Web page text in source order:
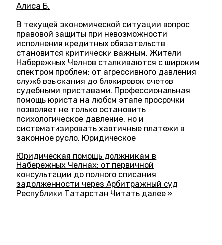
Алиса Б.
В текущей экономической ситуации вопрос
правовой защиты при невозможности
исполнения кредитных обязательств
становится критически важным. Жители
Набережных Челнов сталкиваются с широким
спектром проблем: от агрессивного давления
служб взыскания до блокировок счетов
судебными приставами. Профессиональная
помощь юриста на любом этапе просрочки
позволяет не только остановить
психологическое давление, но и
систематизировать хаотичные платежи в
законное русло. Юридическое
Юридическая помощь должникам в
Набережных Челнах: от первичной
консультации до полного списания
задолженности через Арбитражный суд
Республики Татарстан Читать далее »